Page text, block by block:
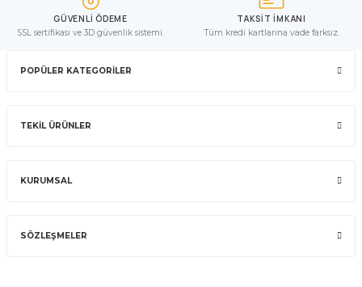
GÜVENLİ ÖDEME
SSL sertifikası ve 3D güvenlik sistemi.
TAKSİT İMKANI
Tüm kredi kartlarına vade farksız.
POPÜLER KATEGORİLER
TEKİL ÜRÜNLER
KURUMSAL
SÖZLEŞMELER